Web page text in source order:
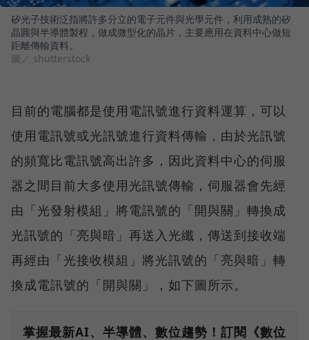
矽光子技術泛指將許多分立的電子元件與光學元件，利用成熟的矽
晶圓與半導體製程，做成微型化的晶片，主要應用在資料中心做短
距離傳輸資料。
圖／ shutterstock
目前的電腦都是使用電訊號進行資料運算，可以
使用電訊號或光訊號進行資料傳輸，由於光訊號
的頻寬比電訊號高出許多，因此資料中心的伺服
器之間目前大多使用光訊號傳輸，伺服器會先經
由「光發射模組」將電訊號的「開與關」轉換成
光訊號的「亮與暗」再送入光纖，傳送到接收端
再經由「光接收模組」將光訊號的「亮與暗」轉
換成電訊號的「開與關」，如下圖所示。
掌握最新AI、半導體、數位趨勢！訂閱《數位